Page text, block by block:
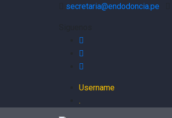
secretaria@endodoncia.pe
Username
.